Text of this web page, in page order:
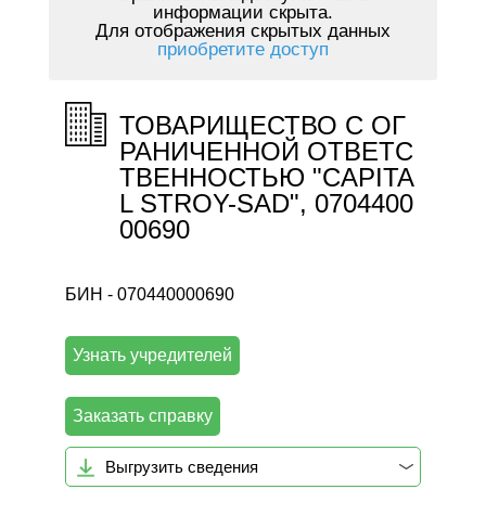
информации скрыта.
Для отображения скрытых данных
приобретите доступ
ТОВАРИЩЕСТВО С ОГ
РАНИЧЕННОЙ ОТВЕТС
ТВЕННОСТЬЮ "CAPITA
L STROY-SAD", 0704400
00690
БИН - 070440000690
Узнать учредителей
Заказать справку
Выгрузить сведения